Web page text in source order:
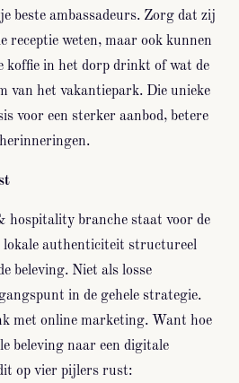
beste ambassadeurs. Zorg dat zij
receptie weten, maar ook kunnen
koffie in het dorp drinkt of wat de
van het vakantiepark. Die unieke
voor een sterker aanbod, betere
hospitality branche staat voor de
lokale authenticiteit structureel
beleving. Niet als losse
in de gehele strategie.
met online marketing. Want hoe
beleving naar een digitale
op vier pijlers rust: